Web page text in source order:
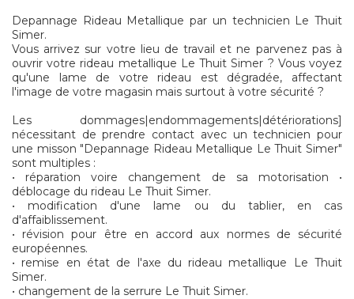
Depannage Rideau Metallique par un technicien Le Thuit
Simer.
Vous arrivez sur votre lieu de travail et ne parvenez pas à
ouvrir votre rideau metallique Le Thuit Simer ? Vous voyez
qu'une lame de votre rideau est dégradée, affectant
l'image de votre magasin mais surtout à votre sécurité ?
Les dommages|endommagements|détériorations]
nécessitant de prendre contact avec un technicien pour
une misson "Depannage Rideau Metallique Le Thuit Simer"
sont multiples :
• réparation voire changement de sa motorisation •
déblocage du rideau Le Thuit Simer.
• modification d'une lame ou du tablier, en cas
d'affaiblissement.
• révision pour être en accord aux normes de sécurité
européennes.
• remise en état de l'axe du rideau metallique Le Thuit
Simer.
• changement de la serrure Le Thuit Simer.